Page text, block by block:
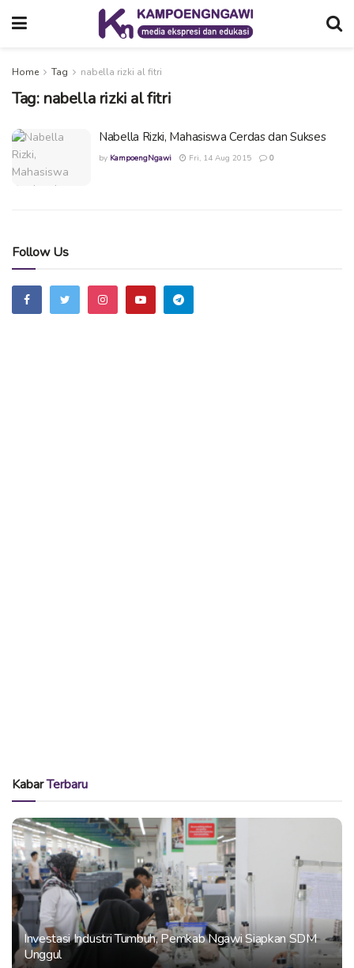
Home Tag nabella rizki al fitri
Tag: nabella rizki al fitri
Nabella Rizki, Mahasiswa Cerdas dan Sukses
by KampoengNgawi Fri, 14 Aug 2015 0
Follow Us
KabarTerbaru
Investasi Industri Tumbuh, Pemkab Ngawi Siapkan SDM
Unggul